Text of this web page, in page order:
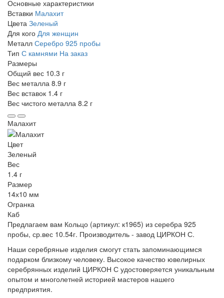
Основные характеристики
Вставки Малахит
Цвета Зеленый
Для кого Для женщин
Металл Серебро 925 пробы
Тип С камнями На заказ
Размеры
Общий вес 10.3 г
Вес металла 8.9 г
Вес вставок 1.4 г
Вес чистого металла 8.2 г
Малахит
Цвет
Зеленый
Вес
1.4 г
Размер
14х10 мм
Огранка
Каб
Предлагаем вам Кольцо (артикул: к1965) из серебра 925
пробы, ср.вес 10.54г. Производитель - завод ЦИРКОН С.
Наши серебряные изделия смогут стать запоминающимся
подарком близкому человеку. Высокое качество ювелирных
серебрянных изделий ЦИРКОН С удостоверяется уникальным
опытом и многолетней историей мастеров нашего
предприятия.